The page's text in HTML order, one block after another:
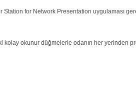
for Network Presentation uygulaması
kolay okunur düğmelerle odanın her yerinden